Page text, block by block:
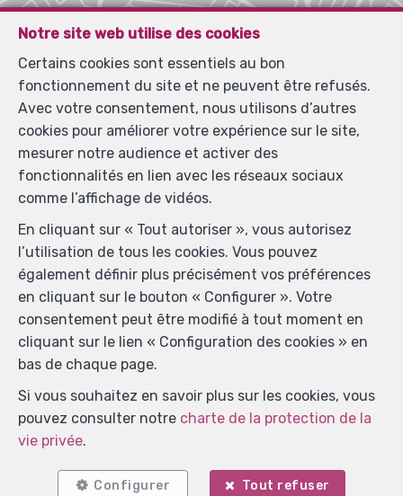
Localiser sur la carte
Notre site web utilise des cookies
Certains cookies sont essentiels au bon
fonctionnement du site et ne peuvent être refusés.
Avec votre consentement, nous utilisons d’autres
cookies pour améliorer votre expérience sur le site,
mesurer notre audience et activer des
fonctionnalités en lien avec les réseaux sociaux
comme l’affichage de vidéos.
En cliquant sur « Tout autoriser », vous autorisez
l’utilisation de tous les cookies. Vous pouvez
également définir plus précisément vos préférences
en cliquant sur le bouton « Configurer ». Votre
consentement peut être modifié à tout moment en
cliquant sur le lien « Configuration des cookies » en
bas de chaque page.
Si vous souhaitez en savoir plus sur les cookies, vous
pouvez consulter notre charte de la protection de la
vie privée.
Configurer Tout refuser